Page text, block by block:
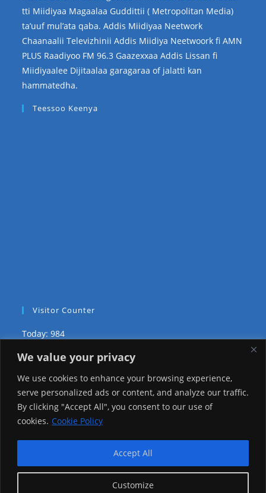
We value your privacy
We use cookies to enhance your browsing experience,
serve personalized ads or content, and analyze our traffic.
By clicking "Accept All", you consent to our use of
cookies. Cookie Policy
Customize
Accept All
tti Miidiyaa Magaalaa Guddittii ( Metropolitan Media)
ta’uuf mul’ata qaba. Addis Miidiyaa Neetwork
Chaanaalii Televizhinii Addis Miidiya Neetwoork fi AMN
PLUS Raadiyoo FM 96.3 Gaazexxaa Addis Lissan fi
Miidiyaalee Dijitaalaa garagaraa of jalatti kan
hammatedha.
Teessoo Keenya
Visitor Counter
Today: 984
Yesterday: 3735
This Week: 28582
This Month: 77855
1225676